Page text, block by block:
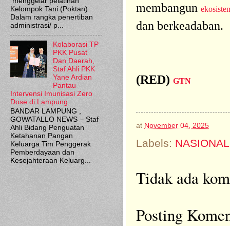
membangun
dan berkeadaban.
(RED) GTN
at November 04, 2025
Labels: NASIONAL
Tidak ada
Posting
Kelompok Tani (Poktan).
Dalam rangka penertiban
administrasi/ p...
Kolaborasi TP
PKK Pusat
Dan Daerah,
Staf Ahli PKK
Yane Ardian
Pantau
Intervensi Imunisasi Zero
Dose di Lampung
BANDAR LAMPUNG ,
GOWATALLO NEWS – Staf
Ahli Bidang Penguatan
Ketahanan Pangan
Keluarga Tim Penggerak
Pemberdayaan dan
Kesejahteraan Keluarg...